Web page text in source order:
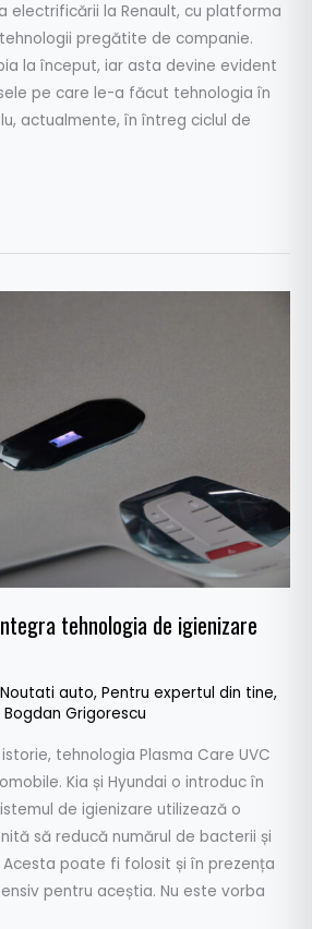
electrificării la Renault, cu platforma
pregătite de companie.
la început, iar asta devine evident
pe care le-a făcut tehnologia în
actualmente, în întreg ciclul de
tehnologia de igienizare
Noutati auto, Pentru expertul din tine,
Bogdan Grigorescu
tehnologia Plasma Care UVC
Kia și Hyundai o introduc în
de igienizare utilizează o
să reducă numărul de bacterii și
poate fi folosit și în prezența
pentru aceștia. Nu este vorba